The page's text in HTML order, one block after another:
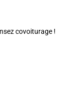
covoiturage !